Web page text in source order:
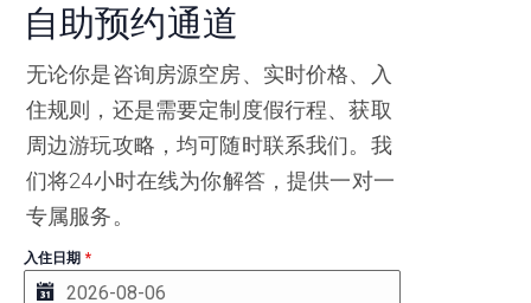
自助预约通道
无论你是咨询房源空房、实时价格、入
住规则，还是需要定制度假行程、获取
周边游玩攻略，均可随时联系我们。我
们将24小时在线为你解答，提供一对一
专属服务。
入住日期 *